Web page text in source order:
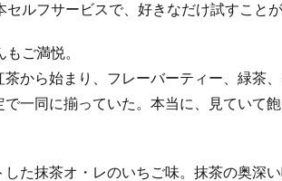
セルフサービスで、好きなだけ試すことが
もご満悦。
茶から始まり、フレーバーティー、緑茶
一同に揃っていた。本当に、見ていて飽
した抹茶オ・レのいちご味。抹茶の奥深